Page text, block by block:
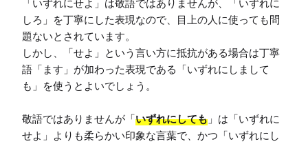
「いずれにせよ」は敬語ではありませんが、「いずれに
しろ」を丁寧にした表現なので、目上の人に使っても問
題ないとされています。
しかし、「せよ」という言い方に抵抗がある場合は丁寧
語「ます」が加わった表現である「いずれにしまして
も」を使うとよいでしょう。
敬語ではありませんが「いずれにしても 」は「いずれに
せよ」よりも柔らかい印象な言葉で、かつ「いずれにし